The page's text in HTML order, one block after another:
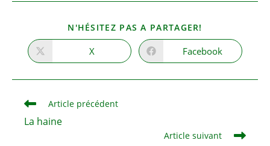
N'HÉSITEZ PAS A PARTAGER!
CONTENU
Ouvrir
dans
autre
X Ouvrir
dans
autre
Facebook
Read
more
articles
Article précédent
La haine
Article suivant